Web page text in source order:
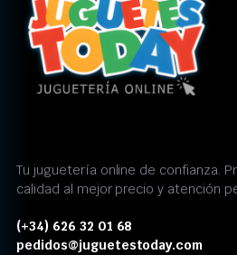
Tu juguetería online de confianza.
calidad al mejor precio y atención
(+34) 626 32 01 68
pedidos@juguetestoday.com